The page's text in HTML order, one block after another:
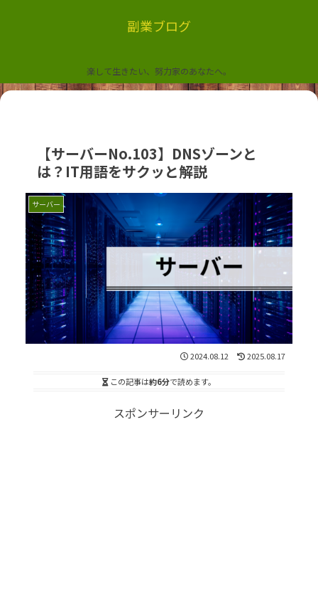
副業ブログ
楽して生きたい、努力家のあなたへ。
【サーバーNo.103】DNSゾーンと
は？IT用語をサクッと解説
サーバー
2024.08.12 2025.08.17
この記事は約6分で読めます。
スポンサーリンク